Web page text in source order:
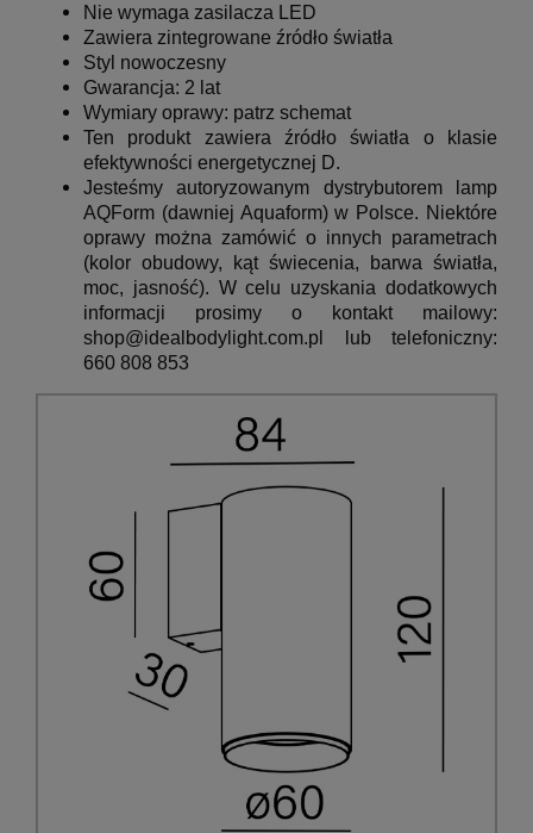
Nie wymaga zasilacza LED
Zawiera zintegrowane źródło światła
Styl nowoczesny
Gwarancja: 2 lat
Wymiary oprawy: patrz schemat
Ten produkt zawiera źródło światła o klasie
efektywności energetycznej D.
Jesteśmy autoryzowanym dystrybutorem lamp
AQForm (dawniej Aquaform) w Polsce. Niektóre
oprawy można zamówić o innych parametrach
(kolor obudowy, kąt świecenia, barwa światła,
moc, jasność). W celu uzyskania dodatkowych
informacji prosimy o kontakt mailowy:
shop@idealbodylight.com.pl lub telefoniczny:
660 808 853